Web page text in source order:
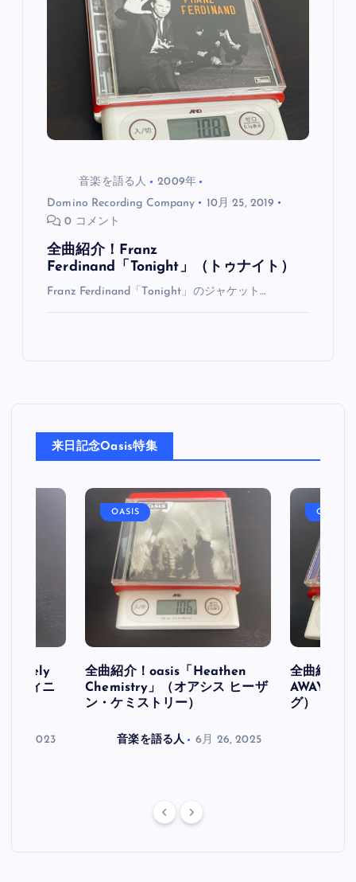
音楽を語る人
2009年
Domino Recording Company
10月 25, 2019
0 コメント
全曲紹介！Franz
Ferdinand「Tonight」（トゥナイト）
Franz Ferdinand「Tonight」のジャケット…
来日記念Oasis特集
フィニ
30, 2023
OASIS
全曲紹介！oasis「Heathen
Chemistry」（オアシス ヒーザ
ン・ケミストリー）
音楽を語る人 6月 26, 2025
OASIS
全曲紹介
AWAY」
グ）